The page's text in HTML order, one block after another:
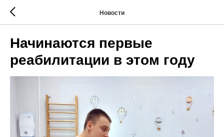
Новости
Начинаются первые
реабилитации в этом году